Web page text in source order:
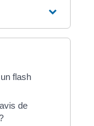
flash
de